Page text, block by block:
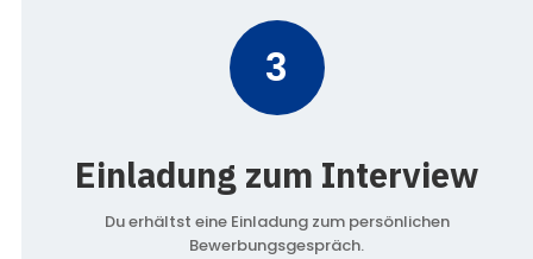
3
Einladung zum Interview
Du erhältst eine Einladung zum persönlichen
Bewerbungsgespräch.